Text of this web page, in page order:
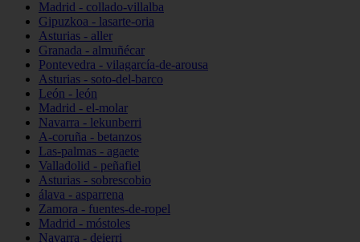
Madrid - collado-villalba
Gipuzkoa - lasarte-oria
Asturias - aller
Granada - almuñécar
Pontevedra - vilagarcía-de-arousa
Asturias - soto-del-barco
León - león
Madrid - el-molar
Navarra - lekunberri
A-coruña - betanzos
Las-palmas - agaete
Valladolid - peñafiel
Asturias - sobrescobio
álava - asparrena
Zamora - fuentes-de-ropel
Madrid - móstoles
Navarra - deierri